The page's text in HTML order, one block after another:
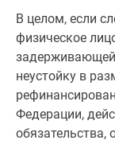
Банки
программы
Медиа
Новости
недвижимости
Мнение
В целом, если
физическое
неустойку в
Федерации,